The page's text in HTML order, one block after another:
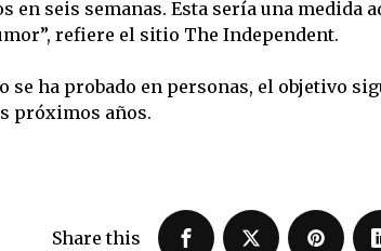
en seis semanas. Esta sería una medida
refiere el sitio The Independent.
se ha probado en personas, el objetivo
próximos años.
Share this